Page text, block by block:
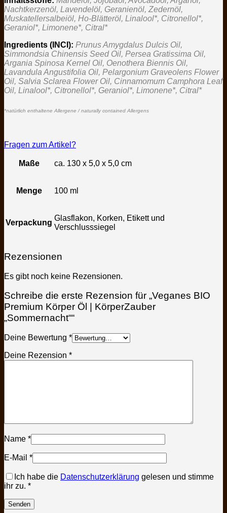
Nachtkerzenöl, Lavendelöl, Geranienöl, Zedernöl,
Muskatellersalbeiöl, Ho-Blätteröl, Linalool*, Citronellol*,
Geraniol*, Limonene*, Citral*
Ingredients (INCI): Prunus Amygdalus Dulcis Oil,
Simmondsia Chinensis Seed Oil, Persea Gratissima Oil,
Argania Spinosa Kernel Oil, Oenothera Biennis Oil,
Lavandula Angustifolia Oil, Pelargonium Graveolens Flower
Oil, Salvia Sclarea Flower Oil, Cinnamomum Camphora Leaf
Oil, Linalool*, Citronellol*, Geraniol*, Limonene*, Citral*
*natürlich enthaltene Allergene / naturally contained Allergens
Fragen zum Artikel?
Maße ca. 130 x 5,0 x 5,0 cm
Menge 100 ml
Verpackung
Glasflakon, Korken, Etikett und
Verschlusssiegel
Rezensionen
Es gibt noch keine Rezensionen.
Schreibe die erste Rezension für „Veganes BIO
Premium Körper Öl | KörperZauber
„Sommernacht““
Deine Bewertung *
Deine Rezension *
Name *
E-Mail *
Ich habe die Datenschutzerklärung gelesen und stimme
ihr zu. *